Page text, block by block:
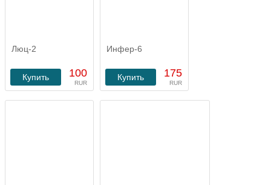
Люц-2
100
RUR
Купить
Инфер-6
175
RUR
Купить